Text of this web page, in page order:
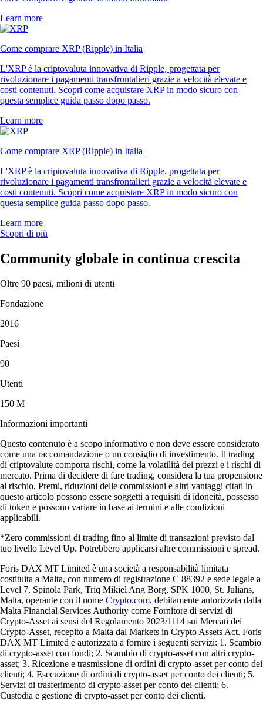
Learn more
Come comprare XRP (Ripple) in Italia
L'XRP è la criptovaluta innovativa di Ripple, progettata per
rivoluzionare i pagamenti transfrontalieri grazie a velocità elevate e
costi contenuti. Scopri come acquistare XRP in modo sicuro con
questa semplice guida passo dopo passo.
Learn more
Come comprare XRP (Ripple) in Italia
L'XRP è la criptovaluta innovativa di Ripple, progettata per
rivoluzionare i pagamenti transfrontalieri grazie a velocità elevate e
costi contenuti. Scopri come acquistare XRP in modo sicuro con
questa semplice guida passo dopo passo.
Learn more
Scopri di più
Community globale in continua crescita
Oltre 90 paesi, milioni di utenti
Fondazione
2016
Paesi
90
Utenti
150 M
Informazioni importanti
Questo contenuto è a scopo informativo e non deve essere considerato
come una raccomandazione o un consiglio di investimento. Il trading
di criptovalute comporta rischi, come la volatilità dei prezzi e i rischi di
mercato. Prima di decidere di fare trading, considera la tua propensione
al rischio. Premi, riduzioni delle commissioni e altri vantaggi citati in
questo articolo possono essere soggetti a requisiti di idoneità, possesso
di token e possono variare in base ai termini e alle condizioni
applicabili.
*Zero commissioni di trading fino al limite di transazioni previsto dal
tuo livello Level Up. Potrebbero applicarsi altre commissioni e spread.
Foris DAX MT Limited è una società a responsabilità limitata
costituita a Malta, con numero di registrazione C 88392 e sede legale a
Level 7, Spinola Park, Triq Mikiel Ang Borg, SPK 1000, St. Julians,
Malta, operante con il nome Crypto.com, debitamente autorizzata dalla
Malta Financial Services Authority come Fornitore di servizi di
Crypto-Asset ai sensi del Regolamento 2023/1114 sui Mercati dei
Crypto-Asset, recepito a Malta dal Markets in Crypto Assets Act. Foris
DAX MT Limited è autorizzata a fornire i seguenti servizi: 1. Scambio
di crypto-asset con fondi; 2. Scambio di crypto-asset con altri crypto-
asset; 3. Ricezione e trasmissione di ordini di crypto-asset per conto dei
clienti; 4. Esecuzione di ordini di crypto-asset per conto dei clienti; 5.
Servizi di trasferimento di crypto-asset per conto dei clienti; 6.
Custodia e gestione di crypto-asset per conto dei clienti.